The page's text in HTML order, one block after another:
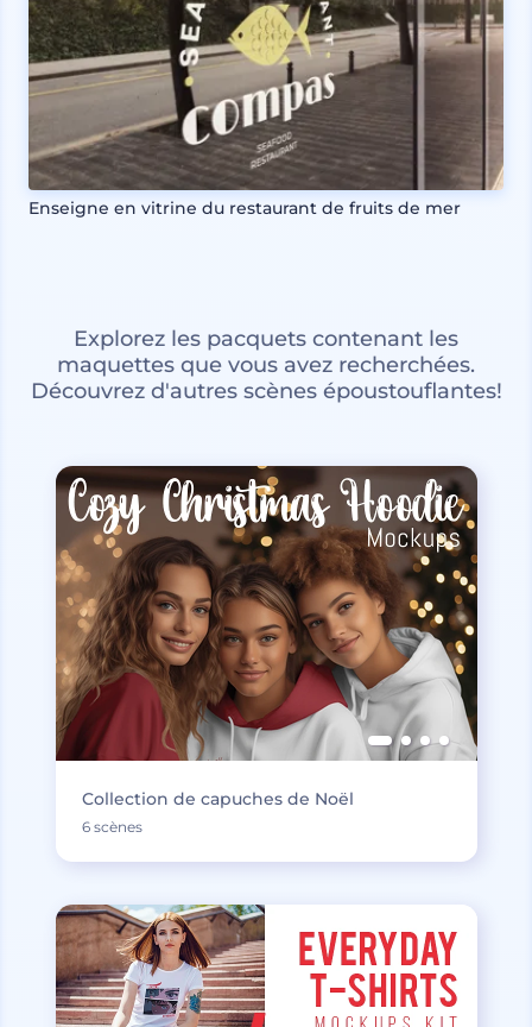
Enseigne en vitrine du restaurant de fruits de mer
Explorez les pacquets contenant les
maquettes que vous avez recherchées.
Découvrez d'autres scènes époustouflantes!
Collection de capuches de Noël
6 scènes